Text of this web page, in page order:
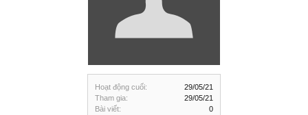
Hoạt động cuối:
29/05/21
Tham gia:
29/05/21
Bài viết:
0